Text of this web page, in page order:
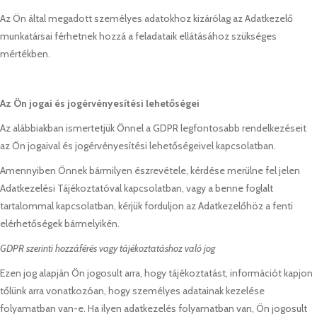
Az Ön által megadott személyes adatokhoz kizárólag az Adatkezelő
munkatársai férhetnek hozzá a feladataik ellátásához szükséges
mértékben.
Az Ön jogai és jogérvényesítési lehetőségei
Az alábbiakban ismertetjük Önnel a GDPR legfontosabb rendelkezéseit
az Ön jogaival és jogérvényesítési lehetőségeivel kapcsolatban.
Amennyiben Önnek bármilyen észrevétele, kérdése merülne fel jelen
Adatkezelési Tájékoztatóval kapcsolatban, vagy a benne foglalt
tartalommal kapcsolatban, kérjük forduljon az Adatkezelőhöz a fenti
elérhetőségek bármelyikén.
GDPR szerinti hozzáférés vagy tájékoztatáshoz való jog
Ezen jog alapján Ön jogosult arra, hogy tájékoztatást, információt kapjon
tőlünk arra vonatkozóan, hogy személyes adatainak kezelése
folyamatban van-e. Ha ilyen adatkezelés folyamatban van, Ön jogosult